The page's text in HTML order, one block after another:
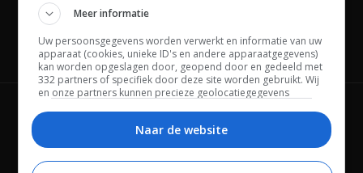
Channels
Wie is FWD Privacybeleid
Adverteren Contact
Meer informatie
Uw persoonsgegevens worden verwerkt en informatie van uw
apparaat (cookies, unieke ID's en andere apparaatgegevens)
kan worden opgeslagen door, geopend door en gedeeld met
332 partners of specifiek door deze site worden gebruikt. Wij
en onze partners kunnen precieze geolocatiegegevens
Bepaalde leveranciers kunnen uw persoonsgegevens
beheren. Zoek onderaan deze pagina of in het sitemenu naar
Naar de website